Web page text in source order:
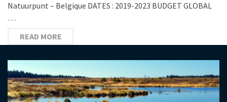
Natuurpunt – Belgique DATES : 2019-2023 BUDGET GLOBAL
…
READ MORE